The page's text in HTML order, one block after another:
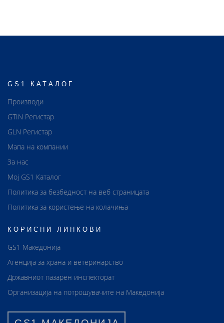
GS1 КАТАЛОГ
Производи
GTIN Регистар
GLN Регистар
Мапа на компании
За нас
Мој GS1 Каталог
Политика за безбедност на веб страницата
Политика за користење на колачиња
КОРИСНИ ЛИНКОВИ
GS1 Македонија
Агенција за храна и ветеринарство
Државниот пазарен инспекторат
Организација на потрошувачите на Македонија